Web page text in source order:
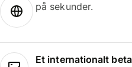
på sekunder.
Et internationalt